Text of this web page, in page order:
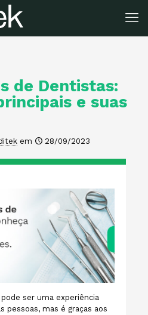
de Dentistas:
e suas
em 28/09/2023
ser uma experiência
pessoas, mas é graças aos